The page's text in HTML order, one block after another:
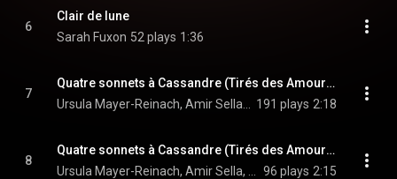
6
Clair de lune
Sarah Fuxon 52 plays 1:36
7
Quatre sonnets à Cassandre (Tirés des Amours de Ronsard): No. 1, Qui voudra voir
191 plays 2:18
8
Quatre sonnets à Cassandre (Tirés des Amours de Ronsard): No. 2, Nature ornant la dame
96 plays 2:15